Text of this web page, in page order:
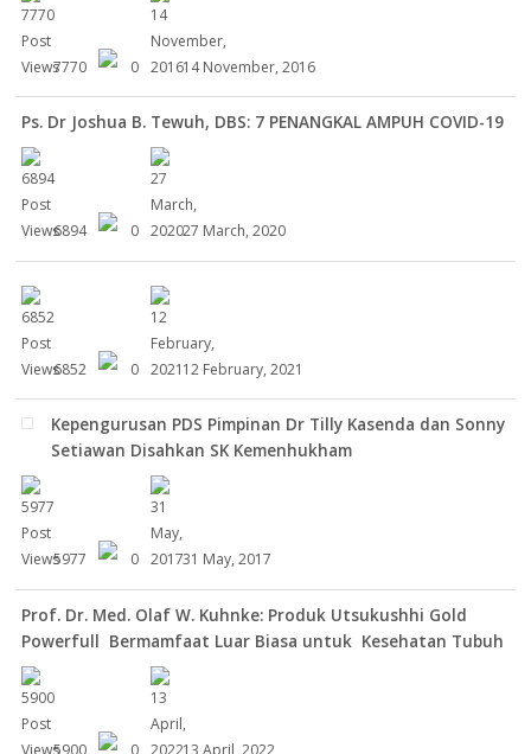
7770 0 14 November, 2016
Ps. Dr Joshua B. Tewuh, DBS: 7 PENANGKAL AMPUH COVID-19
6894 0 27 March, 2020
6852 0 12 February, 2021
Kepengurusan PDS Pimpinan Dr Tilly Kasenda dan Sonny
Setiawan Disahkan SK Kemenhukham
5977 0 31 May, 2017
Prof. Dr. Med. Olaf W. Kuhnke: Produk Utsukushhi Gold
Powerfull Bermamfaat Luar Biasa untuk Kesehatan Tubuh
5900 0 13 April, 2022